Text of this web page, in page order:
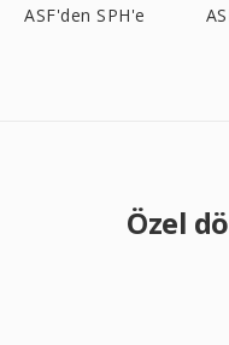
ASF'den SPH'e
Özel